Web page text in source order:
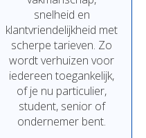
snelheid en
klantvriendelijkheid met
scherpe tarieven. Zo
wordtverhuizen voor
iedereen toegankelijk,
ofje nu particulier,
student, senior of
ondernemer bent.